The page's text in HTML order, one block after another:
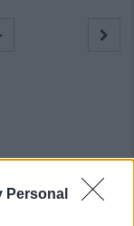
Personal